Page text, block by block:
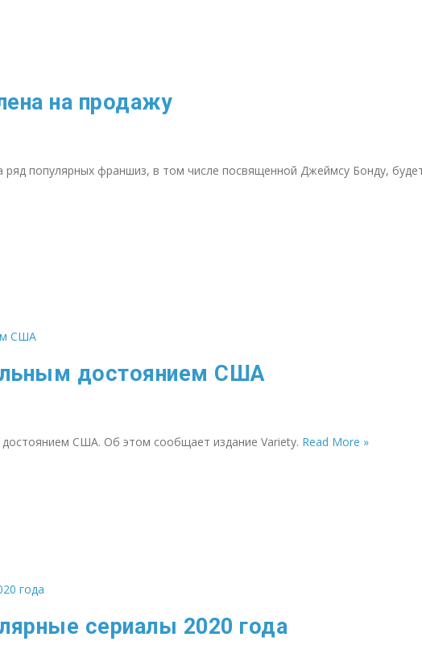
на продажу
популярных франшиз, в том числе посвященной Джеймсу Бонду,
достоянием США
США. Об этом сообщает издание Variety. Read More »
сериалы 2020 года